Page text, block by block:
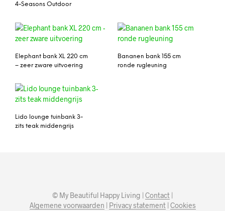
4-Seasons Outdoor
Elephant bank XL 220 cm
– zeer zware uitvoering
Bananen bank 155 cm
ronde rugleuning
Lido lounge tuinbank 3-
zits teak middengrijs
© My Beautiful Happy Living | Contact |
Algemene voorwaarden | Privacy statement| Cookies